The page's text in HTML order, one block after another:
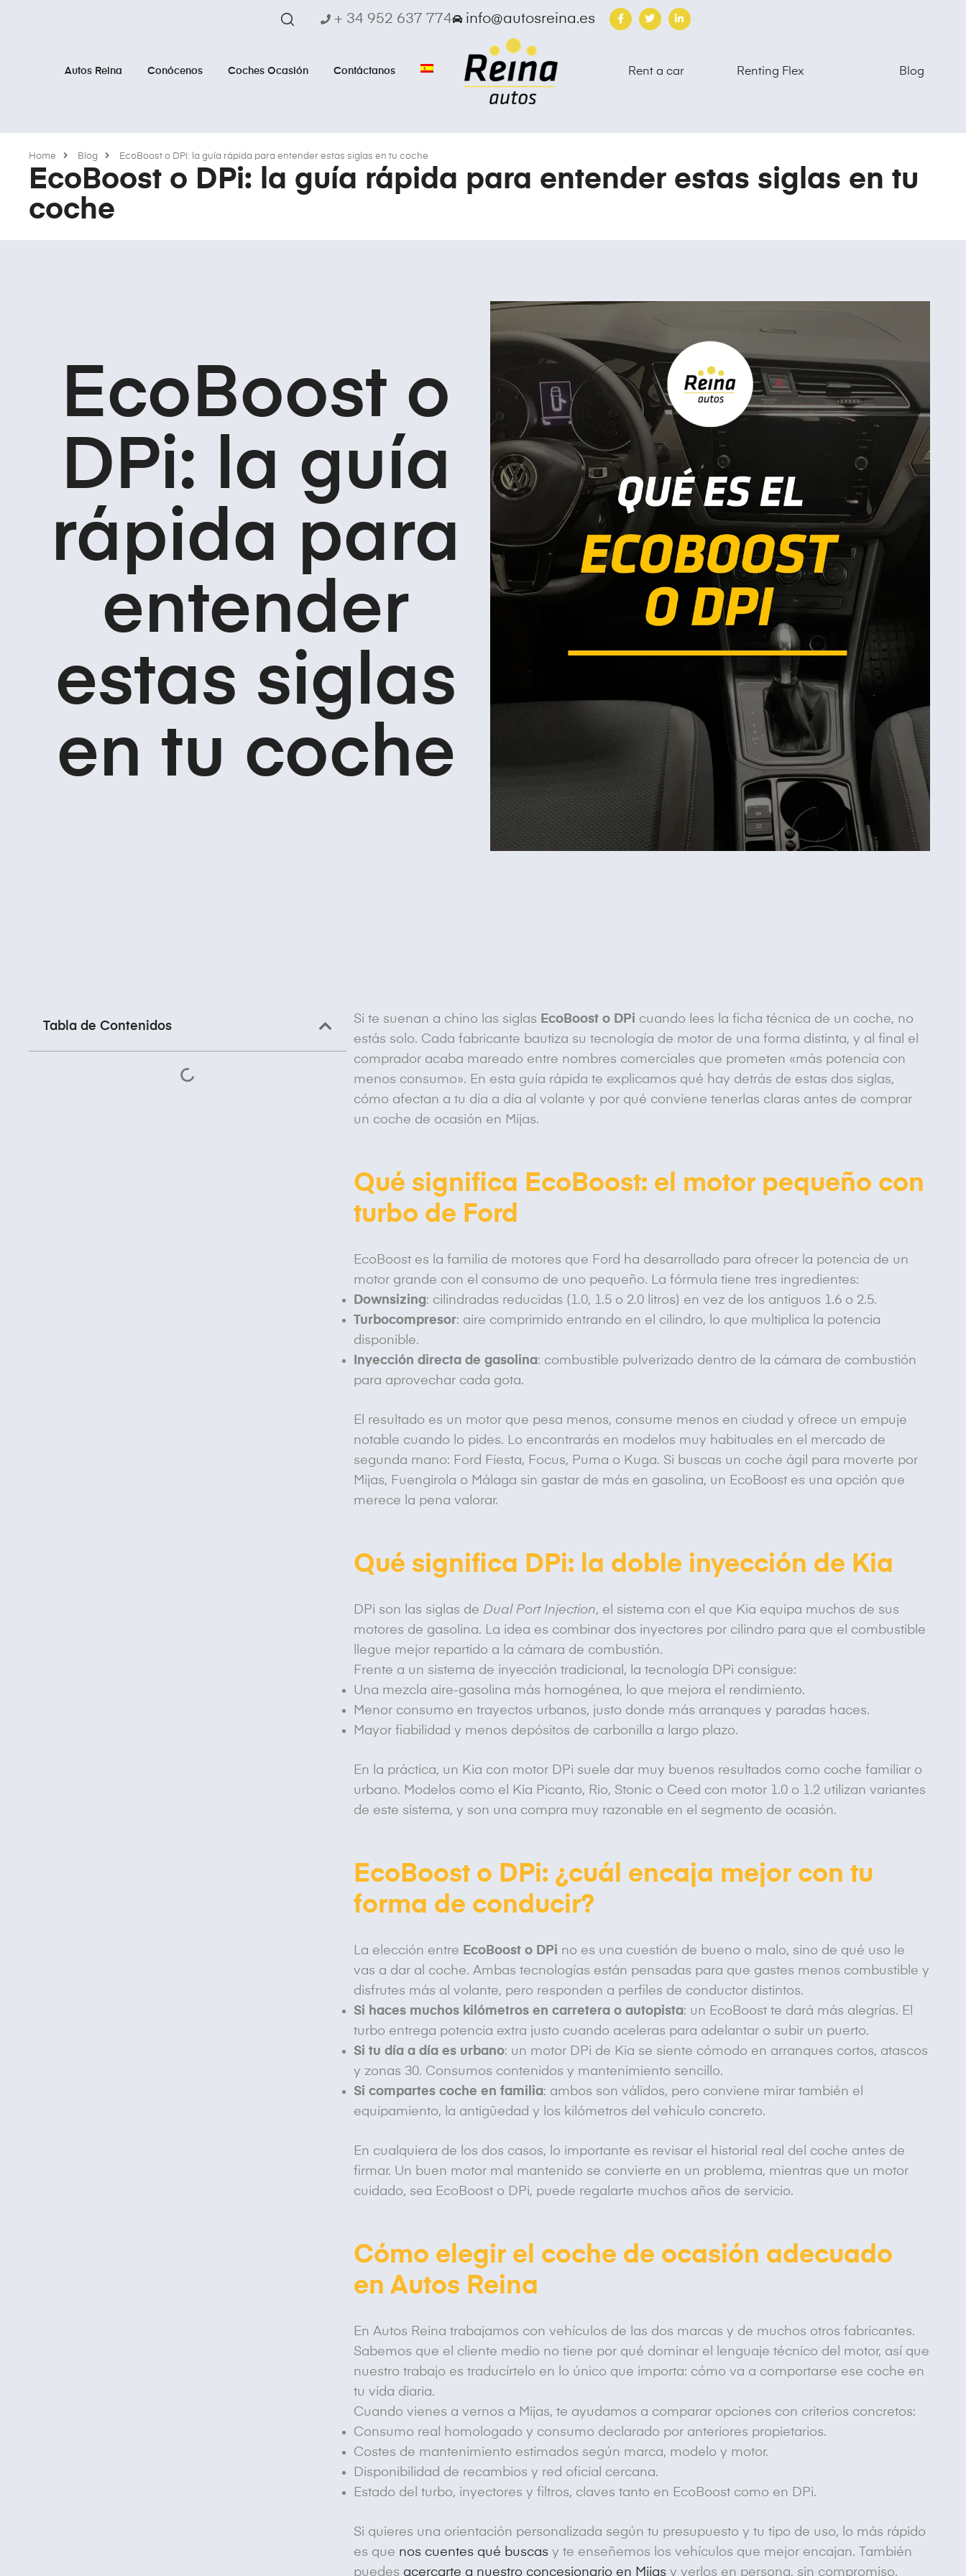
+ 34 952 637 774 info@autosreina.es
Autos Reina Conócenos Coches Ocasión Contáctanos Rent a car Renting Flex Blog
Home Blog EcoBoost o DPi: la guía rápida para entender estas siglas en tu coche
EcoBoost o DPi: la guía rápida para entender estas siglas en tu
coche
EcoBoost o
DPi: la guía
rápida para
entender
estas siglas
en tu coche
Tabla de Contenidos
Si te suenan a chino las siglas EcoBoost o DPi cuando lees la ficha técnica de un coche, no
estás solo. Cada fabricante bautiza su tecnología de motor de una forma distinta, y al final el
comprador acaba mareado entre nombres comerciales que prometen «más potencia con
menos consumo». En esta guía rápida te explicamos qué hay detrás de estas dos siglas,
cómo afectan a tu día a día al volante y por qué conviene tenerlas claras antes de comprar
un coche de ocasión en Mijas.
Qué significa EcoBoost: el motor pequeño con
turbo de Ford
EcoBoost es la familia de motores que Ford ha desarrollado para ofrecer la potencia de un
motor grande con el consumo de uno pequeño. La fórmula tiene tres ingredientes:
Downsizing: cilindradas reducidas (1.0, 1.5 o 2.0 litros) en vez de los antiguos 1.6 o 2.5.
Turbocompresor: aire comprimido entrando en el cilindro, lo que multiplica la potencia
disponible.
Inyección directa de gasolina: combustible pulverizado dentro de la cámara de combustión
para aprovechar cada gota.
El resultado es un motor que pesa menos, consume menos en ciudad y ofrece un empuje
notable cuando lo pides. Lo encontrarás en modelos muy habituales en el mercado de
segunda mano: Ford Fiesta, Focus, Puma o Kuga. Si buscas un coche ágil para moverte por
Mijas, Fuengirola o Málaga sin gastar de más en gasolina, un EcoBoost es una opción que
merece la pena valorar.
Qué significa DPi: la doble inyección de Kia
DPi son las siglas de Dual Port Injection, el sistema con el que Kia equipa muchos de sus
motores de gasolina. La idea es combinar dos inyectores por cilindro para que el combustible
llegue mejor repartido a la cámara de combustión.
Frente a un sistema de inyección tradicional, la tecnología DPi consigue:
Una mezcla aire-gasolina más homogénea, lo que mejora el rendimiento.
Menor consumo en trayectos urbanos, justo donde más arranques y paradas haces.
Mayor fiabilidad y menos depósitos de carbonilla a largo plazo.
En la práctica, un Kia con motor DPi suele dar muy buenos resultados como coche familiar o
urbano. Modelos como el Kia Picanto, Rio, Stonic o Ceed con motor 1.0 o 1.2 utilizan variantes
de este sistema, y son una compra muy razonable en el segmento de ocasión.
EcoBoost o DPi: ¿cuál encaja mejor con tu
forma de conducir?
La elección entre EcoBoost o DPi no es una cuestión de bueno o malo, sino de qué uso le
vas a dar al coche. Ambas tecnologías están pensadas para que gastes menos combustible y
disfrutes más al volante, pero responden a perfiles de conductor distintos.
Si haces muchos kilómetros en carretera o autopista: un EcoBoost te dará más alegrías. El
turbo entrega potencia extra justo cuando aceleras para adelantar o subir un puerto.
Si tu día a día es urbano: un motor DPi de Kia se siente cómodo en arranques cortos, atascos
y zonas 30. Consumos contenidos y mantenimiento sencillo.
Si compartes coche en familia: ambos son válidos, pero conviene mirar también el
equipamiento, la antigüedad y los kilómetros del vehículo concreto.
En cualquiera de los dos casos, lo importante es revisar el historial real del coche antes de
firmar. Un buen motor mal mantenido se convierte en un problema, mientras que un motor
cuidado, sea EcoBoost o DPi, puede regalarte muchos años de servicio.
Cómo elegir el coche de ocasión adecuado
en Autos Reina
En Autos Reina trabajamos con vehículos de las dos marcas y de muchos otros fabricantes.
Sabemos que el cliente medio no tiene por qué dominar el lenguaje técnico del motor, así que
nuestro trabajo es traducírtelo en lo único que importa: cómo va a comportarse ese coche en
tu vida diaria.
Cuando vienes a vernos a Mijas, te ayudamos a comparar opciones con criterios concretos:
Consumo real homologado y consumo declarado por anteriores propietarios.
Costes de mantenimiento estimados según marca, modelo y motor.
Disponibilidad de recambios y red oficial cercana.
Estado del turbo, inyectores y filtros, claves tanto en EcoBoost como en DPi.
Si quieres una orientación personalizada según tu presupuesto y tu tipo de uso, lo más rápido
es que nos cuentes qué buscas y te enseñemos los vehículos que mejor encajan. También
puedes acercarte a nuestro concesionario en Mijas y verlos en persona, sin compromiso.